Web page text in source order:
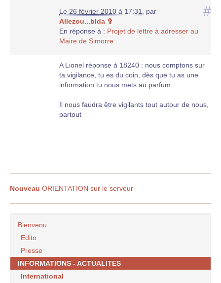
#
Le 26 février 2010 à 17:31
par
Allezou...bIda ✞
En réponse à : Projet de lettre à adresser au
Maire de Simorre
A Lionel réponse à 18240 : nous comptons sur
ta vigilance, tu es du coin, dès que tu as une
information tu nous mets au parfum.
Il nous faudra être vigilants tout autour de nous,
partout
Nouveau ORIENTATION sur le serveur
Bienvenu
Edito
Presse
INFORMATIONS - ACTUALITES
International